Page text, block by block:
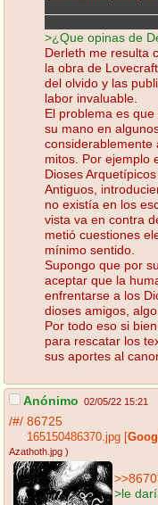
>¿Que opinas de
Derleth me resulta
la obra de
del olvido y las
labor invaluable.
El problema es
su mano en
considerablemente
mitos. Por ejemplo
Dioses
Antiguos,
no existía en los
vista va en contra
metió cuestiones
mínimo sentido.
Supongo que por
aceptar que la
enfrentarse a los
dioses amigos,
Por todo eso si
para rescatar los
sus aportes al
Anónimo 02/05/22 15:21
/#/ 86725
165150486370.jpg
Azathoth.jpg )
>le